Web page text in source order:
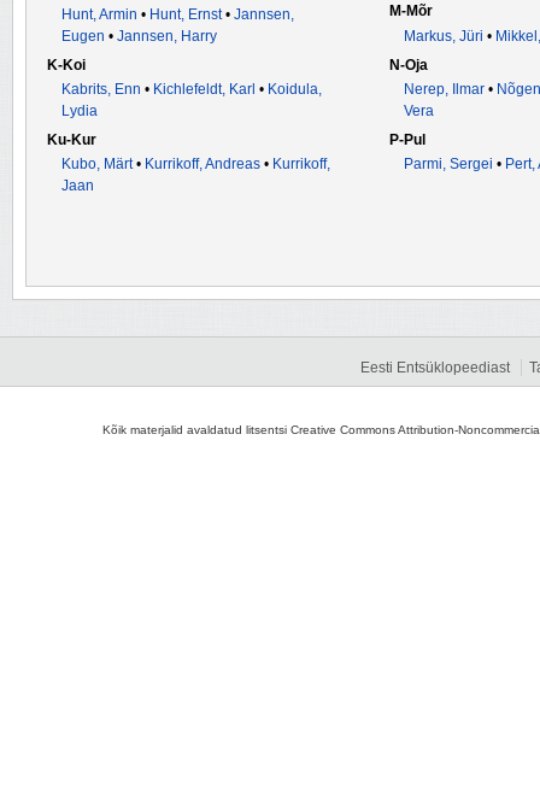
Hunt, Armin • Hunt, Ernst• Jannsen,
Eugen • Jannsen, Harry
K-Koi
Kabrits, Enn • Kichlefeldt, Karl • Koidula,
Lydia
Ku-Kur
Kubo, Märt• Kurrikoff, Andreas • Kurrikoff,
Jaan
M-Mõr
Markus, Jüri •
N-Oja
Nerep, Ilmar •
Vera
P-Pul
Parmi, Sergei • Pert,
Eesti Entsüklopeediast
Kõik materjalid avaldatud litsentsi Creative Commons Attribution-